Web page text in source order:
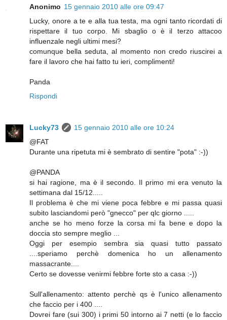
Anonimo 15 gennaio 2010 alle ore 09:47
Lucky, onore a te e alla tua testa, ma ogni tanto ricordati di
rispettare il tuo corpo. Mi sbaglio o è il terzo attacoo
influenzale negli ultimi mesi?
comunque bella seduta, al momento non credo riuscirei a
fare il lavoro che hai fatto tu ieri, complimenti!
Panda
Rispondi
Lucky73
15 gennaio 2010 alle ore 10:24
@FAT
Durante una ripetuta mi è sembrato di sentire "pota" :-))
@PANDA
si hai ragione, ma è il secondo. Il primo mi era venuto la
settimana dal 15/12.....
Il problema è che mi viene poca febbre e mi passa quasi
subito lasciandomi però "gnecco" per qlc giorno .....
anche se ho meno forze la corsa mi fa bene e dopo la
doccia sto sempre meglio ...
Oggi per esempio sembra sia quasi tutto passato
....speriamo perchè domenica ho un allenamento
massacrante....
Certo se dovesse venirmi febbre forte sto a casa :-))
Sull'allenamento: attento perchè qs è l'unico allenamento
che faccio per i 400 ....
Dovrei fare (sui 300) i primi 50 intorno ai 7 netti (e lo faccio